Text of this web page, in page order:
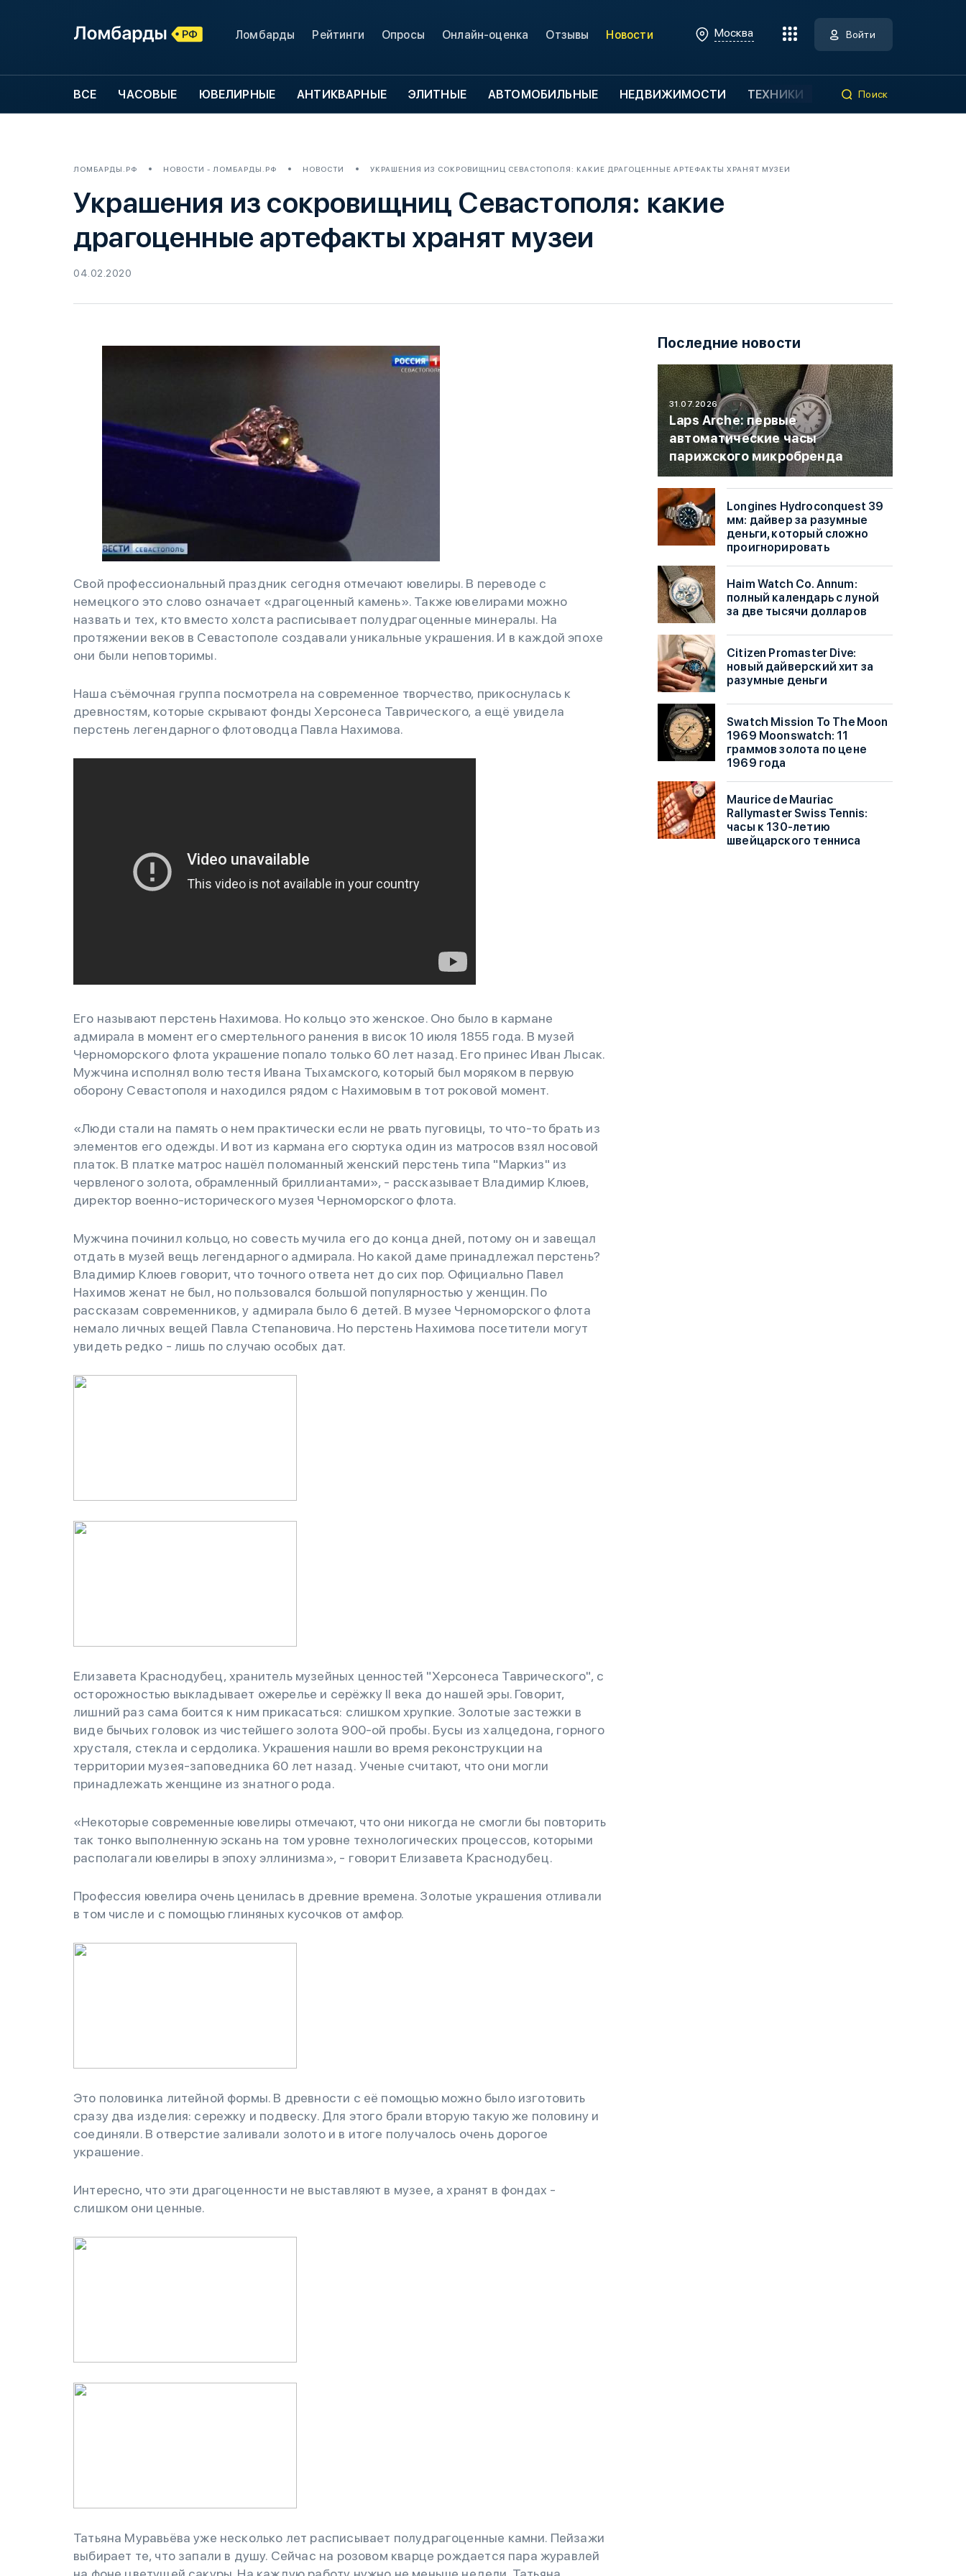
Ломбарды Рейтинги Опросы Онлайн-оценка Отзывы Новости Москва Войти
ВСЕ ЧАСОВЫЕ ЮВЕЛИРНЫЕ АНТИКВАРНЫЕ ЭЛИТНЫЕ АВТОМОБИЛЬНЫЕ НЕДВИЖИМОСТИ ТЕХНИКИ Поиск
ЛОМБАРДЫ.РФ НОВОСТИ - ЛОМБАРДЫ.РФ НОВОСТИ УКРАШЕНИЯ ИЗ СОКРОВИЩНИЦ СЕВАСТОПОЛЯ: КАКИЕ ДРАГОЦЕННЫЕ АРТЕФАКТЫ ХРАНЯТ МУЗЕИ
Украшения из сокровищниц Севастополя: какие
драгоценные артефакты хранят музеи
04.02.2020
Свой профессиональный праздник сегодня отмечают ювелиры. В переводе с
немецкого это слово означает «драгоценный камень». Также ювелирами можно
назвать и тех, кто вместо холста расписывает полудрагоценные минералы. На
протяжении веков в Севастополе создавали уникальные украшения. И в каждой эпохе
они были неповторимы.
Наша съёмочная группа посмотрела на современное творчество, прикоснулась к
древностям, которые скрывают фонды Херсонеса Таврического, а ещё увидела
перстень легендарного флотоводца Павла Нахимова.
Его называют перстень Нахимова. Но кольцо это женское. Оно было в кармане
адмирала в момент его смертельного ранения в висок 10 июля 1855 года. В музей
Черноморского флота украшение попало только 60 лет назад. Его принес Иван Лысак.
Мужчина исполнял волю тестя Ивана Тыхамского, который был моряком в первую
оборону Севастополя и находился рядом с Нахимовым в тот роковой момент.
«Люди стали на память о нем практически если не рвать пуговицы, то что-то брать из
элементов его одежды. И вот из кармана его сюртука один из матросов взял носовой
платок. В платке матрос нашёл поломанный женский перстень типа "Маркиз" из
червленого золота, обрамленный бриллиантами», - рассказывает Владимир Клюев,
директор военно-исторического музея Черноморского флота.
Мужчина починил кольцо, но совесть мучила его до конца дней, потому он и завещал
отдать в музей вещь легендарного адмирала. Но какой даме принадлежал перстень?
Владимир Клюев говорит, что точного ответа нет до сих пор. Официально Павел
Нахимов женат не был, но пользовался большой популярностью у женщин. По
рассказам современников, у адмирала было 6 детей. В музее Черноморского флота
немало личных вещей Павла Степановича. Но перстень Нахимова посетители могут
увидеть редко - лишь по случаю особых дат.
Елизавета Краснодубец, хранитель музейных ценностей "Херсонеса Таврического", с
осторожностью выкладывает ожерелье и серёжку II века до нашей эры. Говорит,
лишний раз сама боится к ним прикасаться: слишком хрупкие. Золотые застежки в
виде бычьих головок из чистейшего золота 900-ой пробы. Бусы из халцедона, горного
хрусталя, стекла и сердолика. Украшения нашли во время реконструкции на
территории музея-заповедника 60 лет назад. Ученые считают, что они могли
принадлежать женщине из знатного рода.
«Некоторые современные ювелиры отмечают, что они никогда не смогли бы повторить
так тонко выполненную эскань на том уровне технологических процессов, которыми
располагали ювелиры в эпоху эллинизма», - говорит Елизавета Краснодубец.
Профессия ювелира очень ценилась в древние времена. Золотые украшения отливали
в том числе и с помощью глиняных кусочков от амфор.
Это половинка литейной формы. В древности с её помощью можно было изготовить
сразу два изделия: сережку и подвеску. Для этого брали вторую такую же половину и
соединяли. В отверстие заливали золото и в итоге получалось очень дорогое
украшение.
Интересно, что эти драгоценности не выставляют в музее, а хранят в фондах -
слишком они ценные.
Татьяна Муравьёва уже несколько лет расписывает полудрагоценные камни. Пейзажи
выбирает те, что запали в душу. Сейчас на розовом кварце рождается пара журавлей
Последние новости
31.07.2026
Laps Arche: первые
автоматические часы
парижского микробренда
Longines Hydroconquest 39
мм: дайвер за разумные
деньги, который сложно
проигнорировать
Haim Watch Co. Annum:
полный календарь с луной
за две тысячи долларов
Citizen Promaster Dive:
новый дайверский хит за
разумные деньги
Swatch Mission To The Moon
1969 Moonswatch: 11
граммов золота по цене
1969 года
Maurice de Mauriac
Rallymaster Swiss Tennis:
часы к 130-летию
швейцарского тенниса